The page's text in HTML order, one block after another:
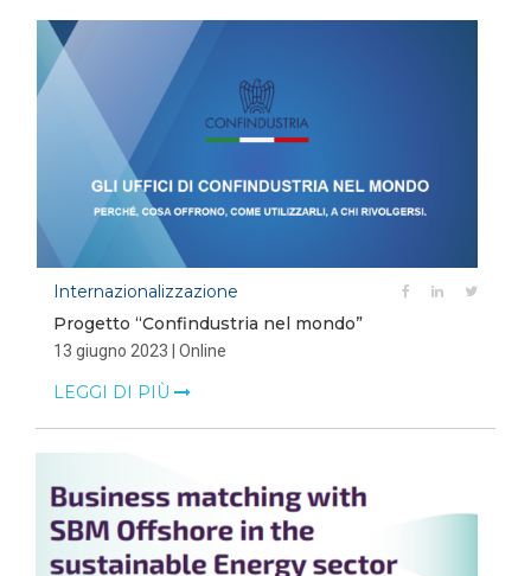
Internazionalizzazione
Progetto “Confindustria nel mondo”
13 giugno 2023 | Online
LEGGI DI PIÙ